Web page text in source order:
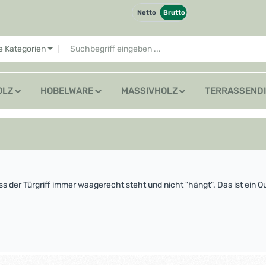
Netto Brutto
Kategorien
HOBELWARE MASSIVHOLZ
der Türgriff immer waagerecht steht und nicht "hängt". Das ist ein